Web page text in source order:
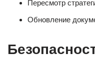
Пересмотр
Обновление